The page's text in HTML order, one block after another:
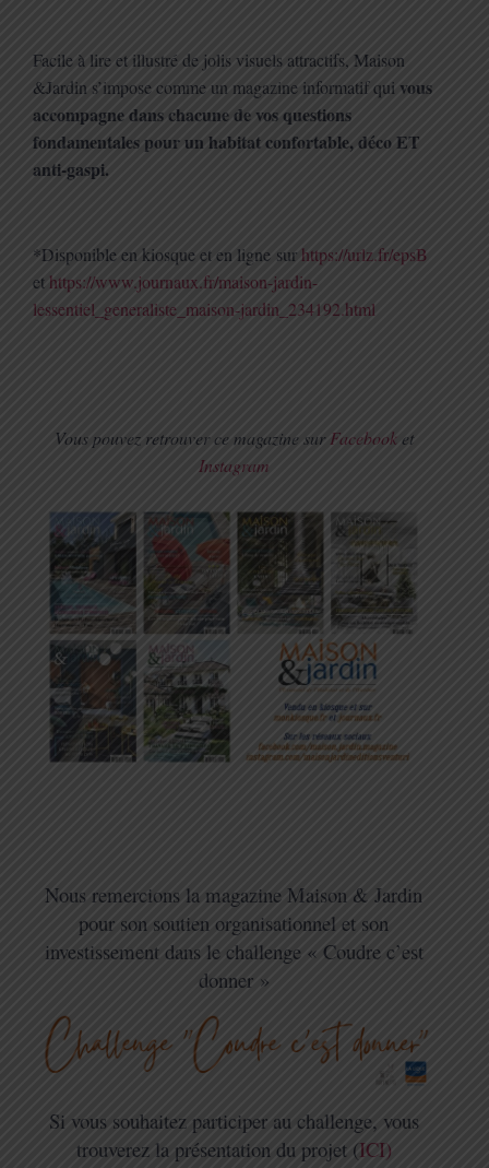
Facile à lire et illustré de jolis visuels attractifs, Maison
&Jardin s’impose comme un magazine informatif qui vous
accompagne dans chacune de vos questions
fondamentales pour un habitat confortable, déco ET
anti-gaspi.
*Disponible en kiosque et en ligne surhttps://urlz.fr/epsB
ethttps://www.journaux.fr/maison-jardin-
lessentiel_generaliste_maison-jardin_234192.html
Vous pouvez retrouver ce magazine surFacebooket
Instagram
Nous remercions la magazine Maison & Jardin
pour son soutien organisationnel et son
investissement dans le challenge « Coudre c’est
donner »
Si vous souhaitez participer au challenge, vous
trouverez la présentation du projet (ICI)